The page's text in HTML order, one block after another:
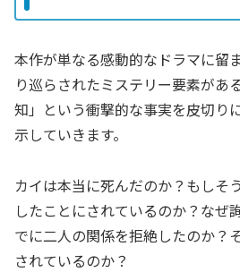
本作が単なる感動的なドラマに留
り巡らされたミステリー要素があ
知」という衝撃的な事実を皮切り
示していきます。
カイは本当に死んだのか？もしそ
したことにされているのか？なぜ
でに二人の関係を拒絶したのか？
されているのか？